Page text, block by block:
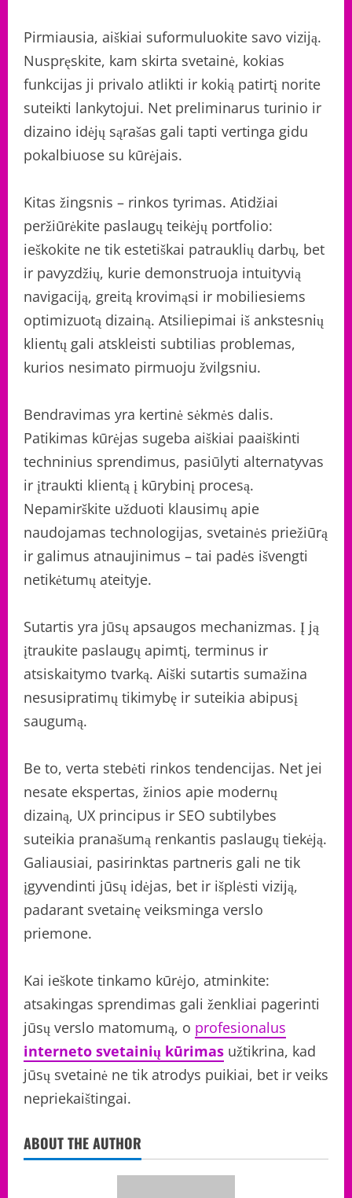
Pirmiausia, aiškiai suformuluokite savo viziją.
Nuspręskite, kam skirta svetainė, kokias
funkcijas ji privalo atlikti ir kokią patirtį norite
suteikti lankytojui. Net preliminarus turinio ir
dizaino idėjų sąrašas gali tapti vertinga gidu
pokalbiuose su kūrėjais.
Kitas žingsnis – rinkos tyrimas. Atidžiai
peržiūrėkite paslaugų teikėjų portfolio:
ieškokite ne tik estetiškai patrauklių darbų, bet
ir pavyzdžių, kurie demonstruoja intuityvią
navigaciją, greitą krovimąsi ir mobiliesiems
optimizuotą dizainą. Atsiliepimai iš ankstesnių
klientų gali atskleisti subtilias problemas,
kurios nesimato pirmuoju žvilgsniu.
Bendravimas yra kertinė sėkmės dalis.
Patikimas kūrėjas sugeba aiškiai paaiškinti
techninius sprendimus, pasiūlyti alternatyvas
ir įtraukti klientą į kūrybinį procesą.
Nepamirškite užduoti klausimų apie
naudojamas technologijas, svetainės priežiūrą
ir galimus atnaujinimus – tai padės išvengti
netikėtumų ateityje.
Sutartis yra jūsų apsaugos mechanizmas. Į ją
įtraukite paslaugų apimtį, terminus ir
atsiskaitymo tvarką. Aiški sutartis sumažina
nesusipratimų tikimybę ir suteikia abipusį
saugumą.
Be to, verta stebėti rinkos tendencijas. Net jei
nesate ekspertas, žinios apie modernų
dizainą, UX principus ir SEO subtilybes
suteikia pranašumą renkantis paslaugų tiekėją.
Galiausiai, pasirinktas partneris gali ne tik
įgyvendinti jūsų idėjas, bet ir išplėsti viziją,
padarant svetainę veiksminga verslo
priemone.
Kai ieškote tinkamo kūrėjo, atminkite:
atsakingas sprendimas gali ženkliai pagerinti
jūsų verslo matomumą, o profesionalus
interneto svetainių kūrimas užtikrina, kad
jūsų svetainė ne tik atrodys puikiai, bet ir veiks
nepriekaištingai.
ABOUT THE AUTHOR